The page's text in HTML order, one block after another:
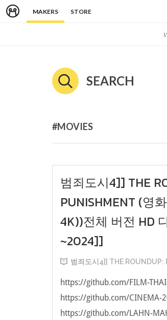
MAKERS STORE
SEARCH
#MOVIES
범죄도시4]] THE
PUNISHMENT (영
4K))전체 버전 HD
~2024]]
범죄도시4]] THE ROUNDUP: PUNISHMENT (영화) ((KO Full
https://github.com/FILM-
https://github.com/CINEMA-
https://github.com/LAHN-